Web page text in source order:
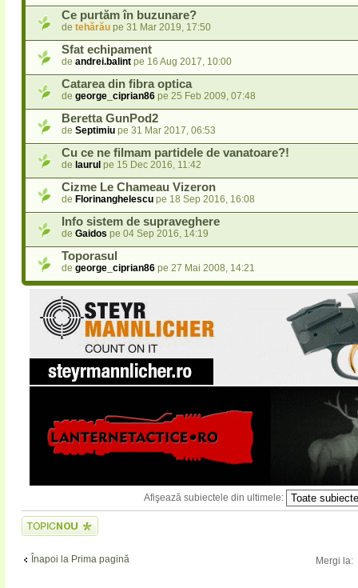
Ce purtăm în buzunare?
de tehărău pe 31 Mar 2019, 17:50
Sfat echipament
de andrei.balint pe 16 Aug 2017, 10:00
Catarea din fibra optica
de george_ciprian86 pe 25 Feb 2009, 07:48
Beretta GunPod2
de Septimiu pe 31 Mar 2017, 06:53
Cu ce ne filmam partidele de vanatoare?!
de laurul pe 15 Dec 2016, 11:42
Cizme Le Chameau Vizeron
de Florinanghelescu pe 18 Sep 2016, 16:08
Info sistem de supraveghere
de Gaidos pe 04 Sep 2016, 14:19
Toporasul
de george_ciprian86 pe 27 Mai 2008, 14:21
Afişează subiectele din ultimele:
Scrie un subiect
nou
Înapoi la Prima pagină Mergi la: